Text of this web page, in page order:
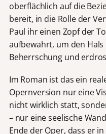
oberflächlich auf die
bereit, in die Rolle der
Paul ihr einen Zopf der
aufbewahrt, um den
Beherrschung und
Im Roman ist das ein
Opernversion nur eine
nicht wirklich statt,
– nur eine seelische
Ende der Oper, dass er